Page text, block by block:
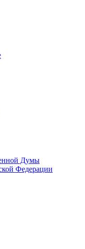
Думы
Федерации